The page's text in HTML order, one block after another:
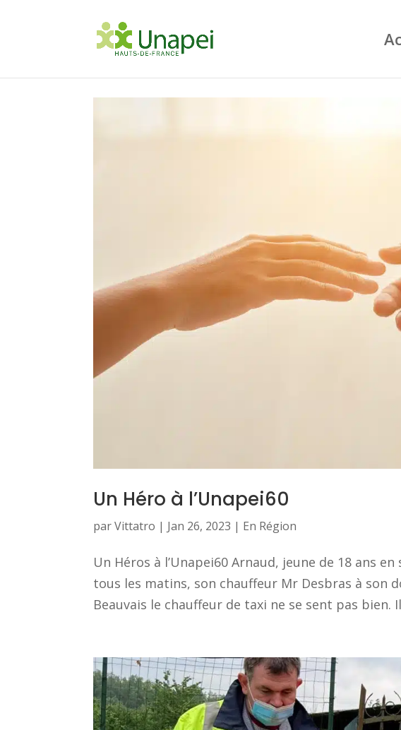
Un Héro à l’Unapei60
parVittatro | Jan 26, 2023 | En Région
Un Héros à l’Unapei60 Arnaud, jeune de 18 ans
tous les matins, son chauffeur Mr Desbras à son
Beauvais le chauffeur de taxi ne se sent pas